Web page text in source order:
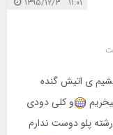
ی اتیش گنده
و کلی دودی
پلو دوست ندارم